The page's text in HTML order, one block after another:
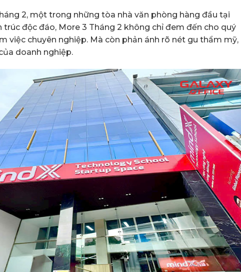
2, một trong những tòa nhà văn phòng hàng đầu tại
trúc độc đáo, More 3 Tháng 2 không chỉ đem đến cho quý
việc chuyên nghiệp. Mà còn phản ánh rõ nét gu thẩm mỹ,
doanh nghiệp.